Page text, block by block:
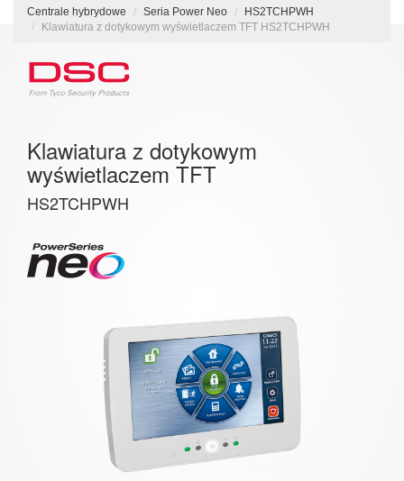
Centrale hybrydowe Seria Power Neo
HS2TCHPWH
Klawiatura z dotykowym wyświetlaczem TFT HS2TCHPWH
Klawiatura z dotykowym
wyświetlaczem TFT
HS2TCHPWH